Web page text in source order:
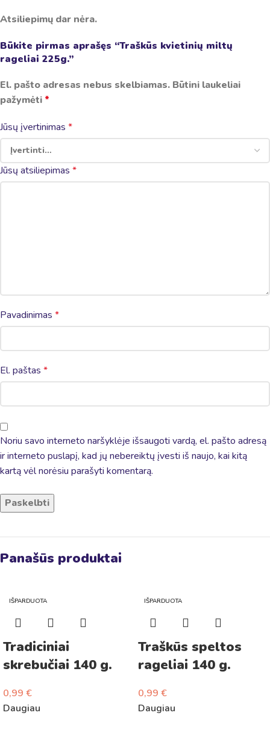
Atsiliepimų dar nėra.
Būkite pirmas aprašęs “Traškūs kvietinių miltų
rageliai 225g.”
El. pašto adresas nebus skelbiamas. Būtini laukeliai
pažymėti *
Jūsų įvertinimas *
Jūsų atsiliepimas *
Pavadinimas *
El. paštas *
Noriu savo interneto naršyklėje išsaugoti vardą, el. pašto adresą
ir interneto puslapį, kad jų nebereiktų įvesti iš naujo, kai kitą
kartą vėl norėsiu parašyti komentarą.
Panašūs produktai
IŠPARDUOTA
Tradiciniai
skrebučiai 140 g.
0,99 €
Daugiau
IŠPARDUOTA
Traškūs speltos
rageliai 140 g.
0,99 €
Daugiau